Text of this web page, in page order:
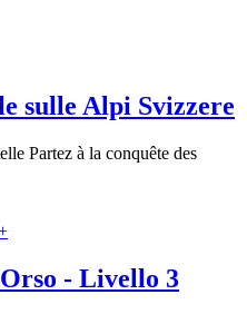
sulle Alpi Svizzere
Partez à la conquête des
- Livello 3